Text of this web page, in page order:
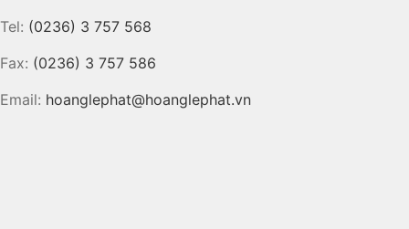
Tel: (0236) 3 757 568
Fax: (0236) 3 757 586
Email: hoanglephat@hoanglephat.vn